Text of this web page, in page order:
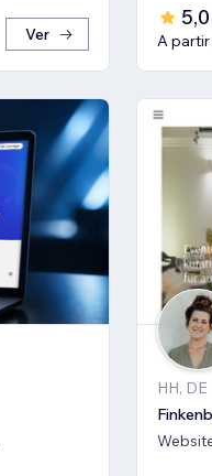
Ver
5,0
A
HH, DE